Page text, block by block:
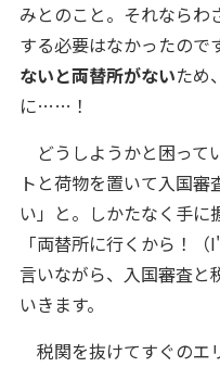
みとのこと。それならわ
する必要はなかったので
ないと両替所がないため
に……！
どうしようかと困って
トと荷物を置いて入国
い」と。しかたなく手に
「両替所に行くから！
言いながら、入国審査と
いきます。
税関を抜けてすぐのエ